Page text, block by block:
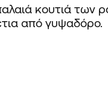
κουτιά των
από γυψαδόρο.